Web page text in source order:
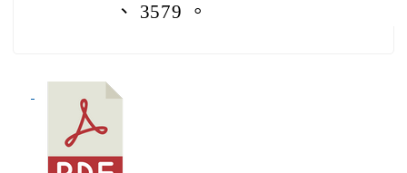
、 3579 。